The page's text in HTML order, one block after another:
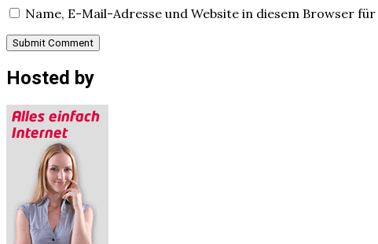
Name, E-Mail-Adresse und Website in diesem Browser
Hosted by